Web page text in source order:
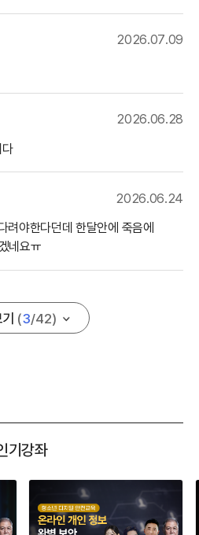
2026.07.09
2026.06.28
2026.06.24
려야한다던데 한달안에 죽음에
네요ㅠ
(3/42)
기강좌